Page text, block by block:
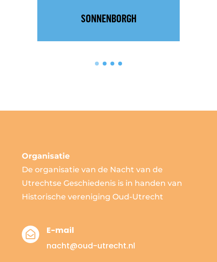
SONNENBORGH
Organisatie
De organisatie van de Nacht van de
Utrechtse Geschiedenis is in handen van
Historische vereniging Oud-Utrecht

E-mail
nacht@oud-utrecht.nl